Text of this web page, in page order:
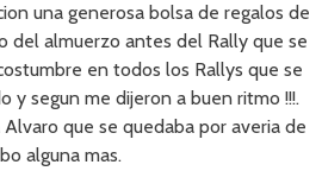
una generosa bolsa de regalos de
del almuerzo antes del Rally que se
en todos los Rallys que se
y segun me dijeron a buen ritmo !!!.
que se quedaba por averia de
alguna mas.